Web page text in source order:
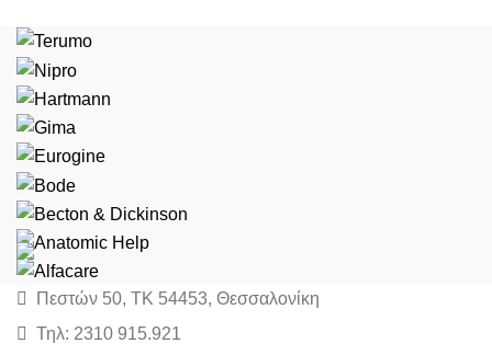
Πεστών 50, ΤΚ 54453, Θεσσαλονίκη
Τηλ: 2310 915.921